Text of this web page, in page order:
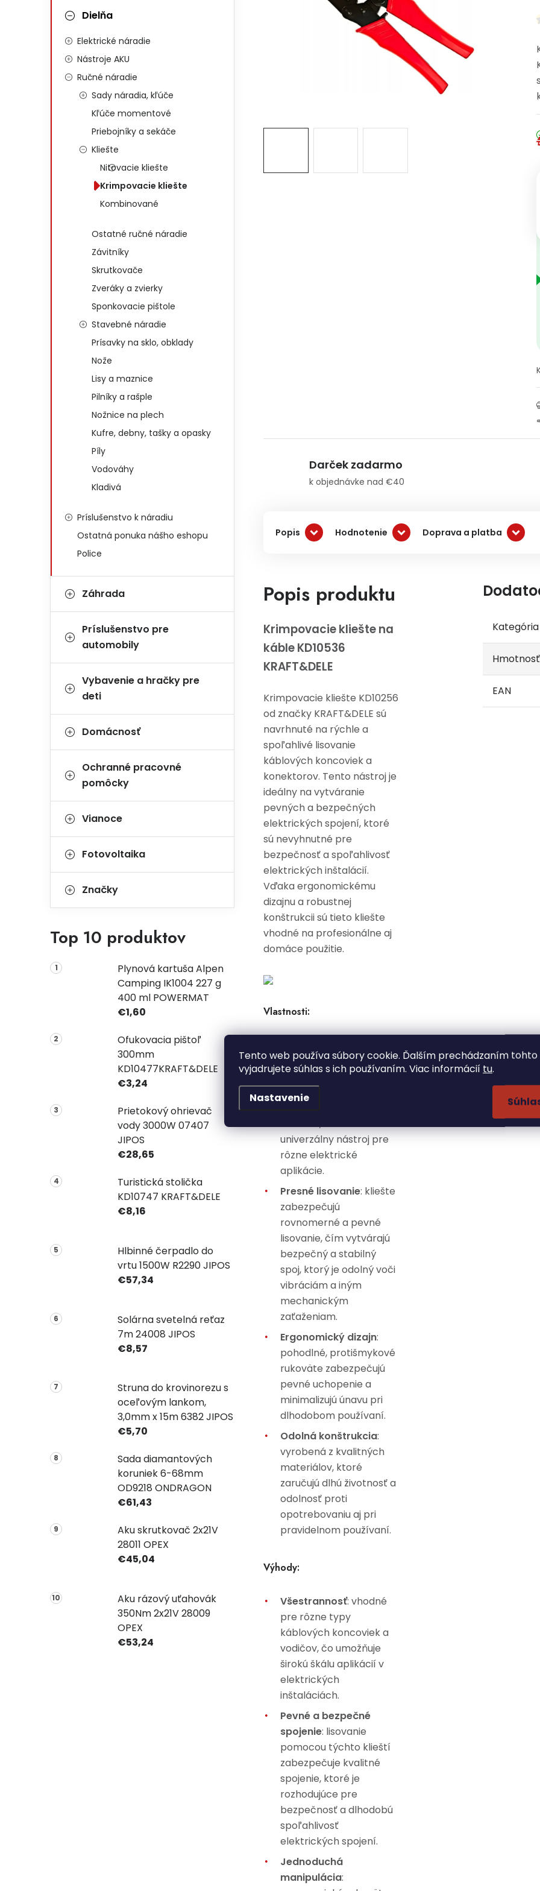
Tento web používa súbory cookie. Ďalším prechádzaním tohto
vyjadrujete súhlas s ich používaním. Viac informácií tu.
Nastavenie
Dielňa
Elektrické náradie
Nástroje AKU
Ručné náradie
Sady náradia, kľúče
Kľúče momentové
Priebojníky a sekáče
Kliešte
Nitovacie kliešte
Krimpovacie kliešte
Kombinované
Ostatné ručné náradie
Závitníky
Skrutkovače
Zveráky a zvierky
Sponkovacie pištole
Stavebné náradie
Prísavky na sklo, obklady
Nože
Lisy a maznice
Pilníky a rašple
Nožnice na plech
Kufre, debny, tašky a opasky
Píly
Vodováhy
Kladivá
Príslušenstvo k náradiu
Ostatná ponuka nášho eshopu
Police
Záhrada
Príslušenstvo pre
automobily
Vybavenie a hračky pre
deti
Domácnosť
Ochranné pracovné
pomôcky
Vianoce
Fotovoltaika
Značky
Top 10 produktov
Plynová kartuša Alpen
Camping IK1004 227 g
400 ml POWERMAT
€1,60
Ofukovacia pištoľ
300mm
KD10477KRAFT&DELE
€3,24
Prietokový ohrievač
vody 3000W 07407
JIPOS
€28,65
Turistická stolička
KD10747 KRAFT&DELE
€8,16
Hlbinné čerpadlo do
vrtu 1500W R2290 JIPOS
€57,34
Solárna svetelná reťaz
7m 24008 JIPOS
€8,57
Struna do krovinorezu s
oceľovým lankom,
3,0mm x 15m 6382 JIPOS
€5,70
Sada diamantových
koruniek 6-68mm
OD9218 ONDRAGON
€61,43
Aku skrutkovač 2x21V
28011 OPEX
€45,04
Aku rázový uťahovák
350Nm 2x21V 28009
OPEX
€53,24
Darček zadarmo
k objednávke nad €40
Popis Hodnotenie Doprava a platba
Popis produktu
Krimpovacie kliešte na
káble KD10536
KRAFT&DELE
Krimpovacie kliešte KD10256
od značky KRAFT&DELE sú
navrhnuté na rýchle a
spoľahlivé lisovanie
káblových koncoviek a
konektorov. Tento nástroj je
ideálny na vytváranie
pevných a bezpečných
elektrických spojení, ktoré
sú nevyhnutné pre
bezpečnosť a spoľahlivosť
elektrických inštalácií.
Vďaka ergonomickému
dizajnu a robustnej
konštrukcii sú tieto kliešte
vhodné na profesionálne aj
domáce použitie.
Vlastnosti:
svorkami:Tieto lisovacie
kliešte sú určené na
lisovanie káblových
veľkostí, čo z nich robí
univerzálny nástroj pre
rôzne elektrické
aplikácie.
Presné lisovanie: kliešte
zabezpečujú
rovnomerné a pevné
lisovanie, čím vytvárajú
bezpečný a stabilný
spoj, ktorý je odolný voči
vibráciám a iným
mechanickým
zaťaženiam.
Ergonomický dizajn:
pohodlné, protišmykové
rukoväte zabezpečujú
pevné uchopenie a
minimalizujú únavu pri
dlhodobom používaní.
Odolná konštrukcia:
vyrobená z kvalitných
materiálov, ktoré
zaručujú dlhú životnosť a
odolnosť proti
opotrebovaniu aj pri
pravidelnom používaní.
Výhody:
Všestrannosť: vhodné
pre rôzne typy
káblových koncoviek a
vodičov, čo umožňuje
širokú škálu aplikácií v
elektrických
inštaláciách.
Pevné a bezpečné
spojenie: lisovanie
pomocou týchto klieští
zabezpečuje kvalitné
spojenie, ktoré je
rozhodujúce pre
bezpečnosť a dlhodobú
spoľahlivosť
elektrických spojení.
Jednoduchá
manipulácia:
Kategória
Hmotnosť
EAN